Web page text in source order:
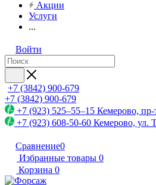
Акции
Услуги
...
Войти
+7 (3842) 900-679
+7 (3842) 900-679
+7 (923) 525–55–15 Кемерово,
+7 (923) 608-50-60 Кемерово, ул.
Сравнение0
Избранные товары 0
Корзина 0